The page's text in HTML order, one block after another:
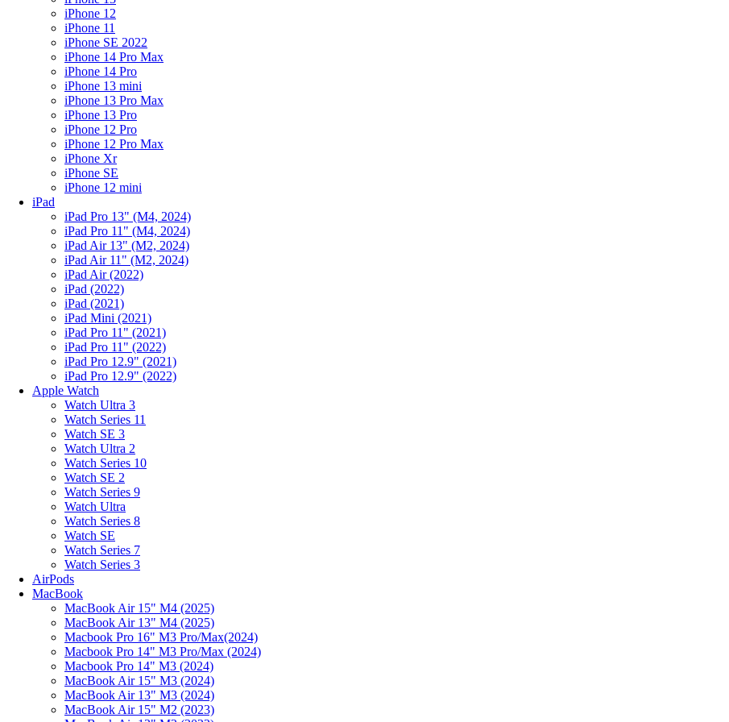
iPhone 12
iPhone 11
iPhone SE 2022
iPhone 14 Pro Max
iPhone 14 Pro
iPhone 13 mini
iPhone 13 Pro Max
iPhone 13 Pro
iPhone 12 Pro
iPhone 12 Pro Max
iPhone Xr
iPhone SE
iPhone 12 mini
iPad
iPad Pro 13" (M4, 2024)
iPad Pro 11" (M4, 2024)
iPad Air 13" (M2, 2024)
iPad Air 11" (M2, 2024)
iPad Air (2022)
iPad (2022)
iPad (2021)
iPad Mini (2021)
iPad Pro 11" (2021)
iPad Pro 11" (2022)
iPad Pro 12.9" (2021)
iPad Pro 12.9" (2022)
Apple Watch
Watch Ultra 3
Watch Series 11
Watch SE 3
Watch Ultra 2
Watch Series 10
Watch SE 2
Watch Series 9
Watch Ultra
Watch Series 8
Watch SE
Watch Series 7
Watch Series 3
AirPods
MacBook
MacBook Air 15" M4 (2025)
MacBook Air 13" M4 (2025)
Macbook Pro 16" M3 Pro/Max(2024)
Macbook Pro 14" M3 Pro/Max (2024)
Macbook Pro 14" M3 (2024)
MacBook Air 15" M3 (2024)
MacBook Air 13" M3 (2024)
MacBook Air 15" M2 (2023)